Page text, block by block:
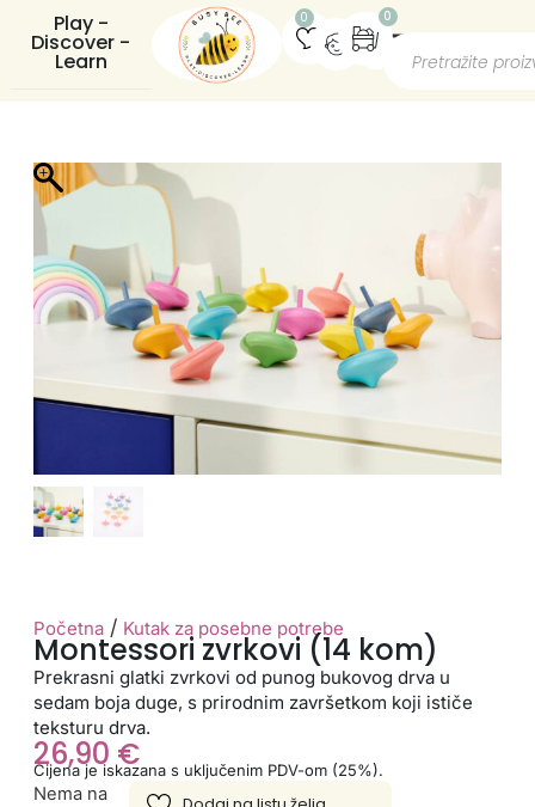
Play -
Discover -
Learn
0 0
Početna/ Kutak za posebne potrebe
Montessori zvrkovi (14 kom)
Prekrasni glatki zvrkovi od punog bukovog drva u
sedam boja duge, s prirodnim završetkom koji ističe
teksturu drva.
26,90€
Cijena je iskazana s uključenim PDV-om (25%).
Nema na